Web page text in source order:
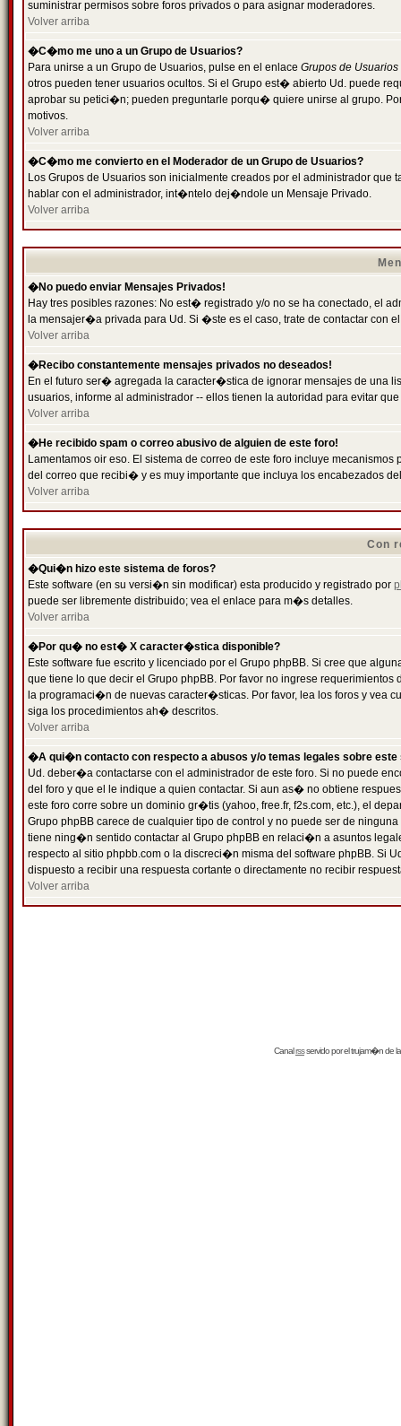
suministrar permisos sobre foros privados o para asignar moderadores.
Volver arriba
�C�mo me uno a un Grupo de Usuarios?
Para unirse a un Grupo de Usuarios, pulse en el enlace Grupos de Usuarios
otros pueden tener usuarios ocultos. Si el Grupo est� abierto Ud. puede
aprobar su petici�n; pueden preguntarle porqu� quiere unirse al grupo.
motivos.
Volver arriba
�C�mo me convierto en el Moderador de un Grupo de Usuarios?
Los Grupos de Usuarios son inicialmente creados por el administrador
hablar con el administrador, int�ntelo dej�ndole un Mensaje Privado.
Volver arriba
�No puedo enviar Mensajes Privados!
Hay tres posibles razones: No est� registrado y/o no se ha conectado, el
la mensajer�a privada para Ud. Si �ste es el caso, trate de contactar con
Volver arriba
�Recibo constantemente mensajes privados no deseados!
En el futuro ser� agregada la caracter�stica de ignorar mensajes de una
usuarios, informe al administrador -- ellos tienen la autoridad para evitar
Volver arriba
�He recibido spam o correo abusivo de alguien de este foro!
Lamentamos oir eso. El sistema de correo de este foro incluye
del correo que recibi� y es muy importante que incluya los encabezados
Volver arriba
Con
�Qui�n hizo este sistema de foros?
Este software (en su versi�n sin modificar) esta producido y registrado por
puede ser libremente distribuido; vea el enlace para m�s detalles.
Volver arriba
�Por qu� no est� X caracter�stica disponible?
Este software fue escrito y licenciado por el Grupo phpBB. Si cree que
que tiene lo que decir el Grupo phpBB. Por favor no ingrese
la programaci�n de nuevas caracter�sticas. Por favor, lea los foros y vea
siga los procedimientos ah� descritos.
Volver arriba
�A qui�n contacto con respecto a abusos y/o temas legales sobre este
Ud. deber�a contactarse con el administrador de este foro. Si no puede
del foro y que el le indique a quien contactar. Si aun as� no obtiene
este foro corre sobre un dominio gr�tis (yahoo, free.fr, f2s.com, etc.), el
Grupo phpBB carece de cualquier tipo de control y no puede ser de
tiene ning�n sentido contactar al Grupo phpBB en relaci�n a asuntos
respecto al sitio phpbb.com o la discreci�n misma del software phpBB. Si
dispuesto a recibir una respuesta cortante o directamente no recibir
Volver arriba
Canalrssservido por eltrujam�nde